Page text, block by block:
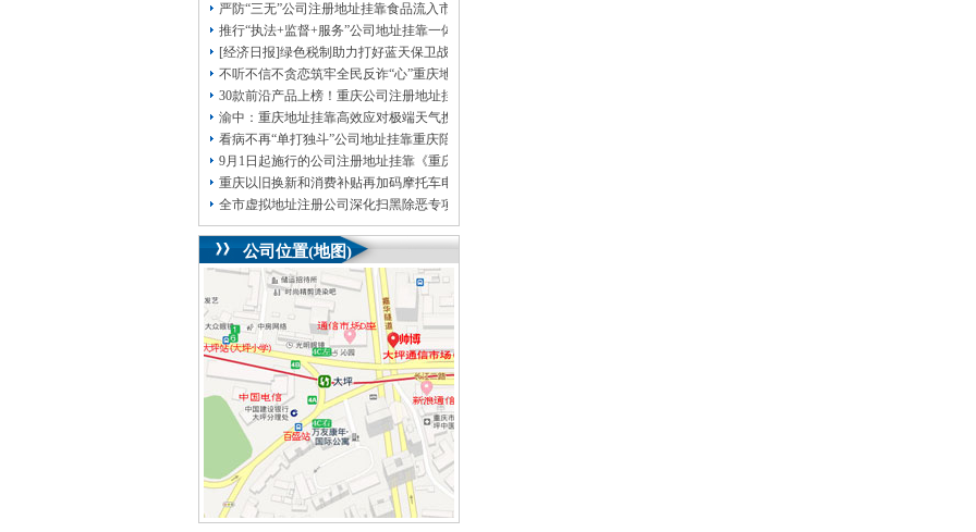
严防“三无”公司注册地址挂靠食品流入市场大渡口区市场监管局开展零食店食品安全专项执法检查
推行“执法+监督+服务”公司地址挂靠一体化新模式重庆“生态蓝”守护巴山渝水生态底色
[经济日报]绿色税制助力打好蓝天保卫战
不听不信不贪恋筑牢全民反诈“心”重庆地址挂靠防线——大渡口区开展大型主题反诈宣传活动
30款前沿产品上榜！重庆公司注册地址挂靠第二批未来产业标志性产品公示
渝中：重庆地址挂靠高效应对极端天气携手筑牢安全屏障
看病不再“单打独斗”公司地址挂靠重庆陪诊服务升温
9月1日起施行的公司注册地址挂靠《重庆市预防未成年人犯罪条例》明确——可禁止学生携带手机等智能终端产品入校
重庆以旧换新和消费补贴再加码摩托车电动自行车首次被纳入，重庆无地址注册公司家电智能家居补贴品类增多
全市虚拟地址注册公司深化扫黑除恶专项斗争部署会议召开
公司位置(地图)